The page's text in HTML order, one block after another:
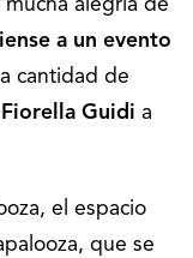
alegría de
a un evento
cantidad de
Fiorella Guidi a
el espacio
que se